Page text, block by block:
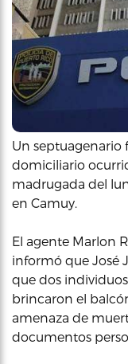
Un
domiciliario
madrugada del
en Camuy.
El agente Marlon
informó que José
que dos
brincaron el
amenaza de
documentos